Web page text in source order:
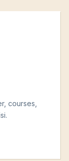
courses,